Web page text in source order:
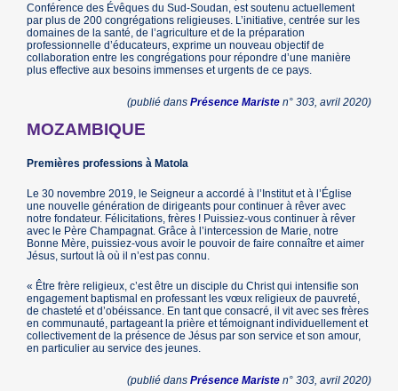
Conférence des Évêques du Sud-Soudan, est soutenu actuellement
par plus de 200 congrégations religieuses. L’initiative, centrée sur les
domaines de la santé, de l’agriculture et de la préparation
professionnelle d’éducateurs, exprime un nouveau objectif de
collaboration entre les congrégations pour répondre d’une manière
plus effective aux besoins immenses et urgents de ce pays.
(publié dans Présence Maristen° 303, avril 2020)
MOZAMBIQUE
Premières professions à Matola
Le 30 novembre 2019, le Seigneur a accordé à l’Institut et à l’Église
une nouvelle génération de dirigeants pour continuer à rêver avec
notre fondateur. Félicitations, frères ! Puissiez-vous continuer à rêver
avec le Père Champagnat. Grâce à l’intercession de Marie, notre
Bonne Mère, puissiez-vous avoir le pouvoir de faire connaître et aimer
Jésus, surtout là où il n’est pas connu.
« Être frère religieux, c’est être un disciple du Christ qui intensifie son
engagement baptismal en professant les vœux religieux de pauvreté,
de chasteté et d’obéissance. En tant que consacré, il vit avec ses frères
en communauté, partageant la prière et témoignant individuellement et
collectivement de la présence de Jésus par son service et son amour,
en particulier au service des jeunes.
(publié dans Présence Maristen° 303, avril 2020)